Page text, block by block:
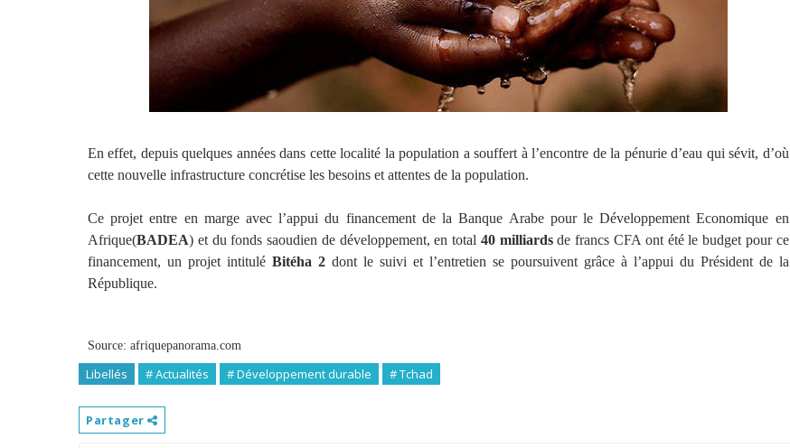
En effet, depuis quelques années dans cette localité la population a souffert à l’encontre de la pénurie d’eau qui sévit, d’où
cette nouvelle infrastructure concrétise les besoins et attentes de la population.
Ce projet entre en marge avec l’appui du financement de la Banque Arabe pour le Développement Economique en
Afrique(BADEA) et du fonds saoudien de développement, en total 40 milliardsde francs CFA ont été le budget pour ce
financement, un projet intitulé Bitéha 2dont le suivi et l’entretien se poursuivent grâce à l’appui du Président de la
République.
Source: afriquepanorama.com
Libellés # Actualités # Développement durable # Tchad
Partager